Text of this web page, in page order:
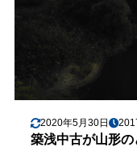
2020年5月30日
築浅中古が山形